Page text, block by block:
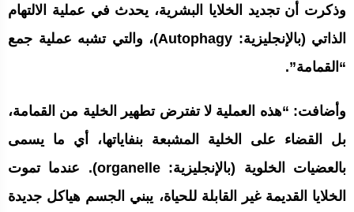
وذكرت أن تجديد الخلايا البشرية، يحدث في عملية الالتهام
الذاتي (بالإنجليزية: Autophagy)، والتي تشبه عملية جمع
“القمامة”.
وأضافت: “هذه العملية لا تفترض تطهير الخلية من القمامة،
بل القضاء على الخلية المشبعة بنفاياتها، أي ما يسمى
بالعضيات الخلوية (بالإنجليزية: organelle)‏. عندما تموت
الخلايا القديمة غير القابلة للحياة، يبني الجسم هياكل جديدة